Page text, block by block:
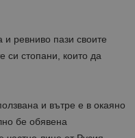
ревниво пази своите
си стопани, които да
и вътре е в окаяно
бе обявена